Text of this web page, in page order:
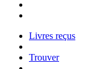
Livres reçus
Trouver